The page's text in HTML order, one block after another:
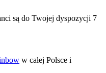
są do Twojej dyspozycji 7
w całej Polsce i